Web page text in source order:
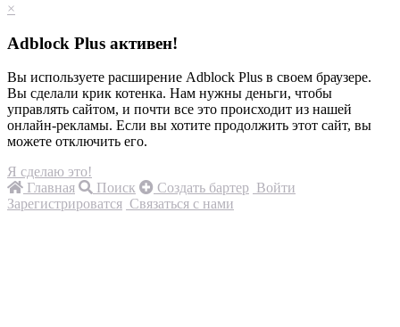
×
Adblock Plus активен!
Вы используете расширение Adblock Plus в своем браузере.
Вы сделали крик котенка. Нам нужны деньги, чтобы
управлять сайтом, и почти все это происходит из нашей
онлайн-рекламы. Если вы хотите продолжить этот сайт, вы
можете отключить его.
Я сделаю это!
Главная
Поиск Создать бартер Войти
Зарегистрироватся Связаться с нами